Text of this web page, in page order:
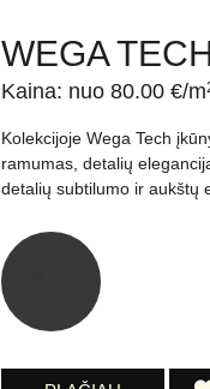
WEGA
Kaina: nuo 80.00 €/m
Kolekcijoje Wega Tech
ramumas, detalių
detalių subtilumo ir aukštų